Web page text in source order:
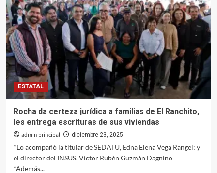
No
habrá
recolección
de
basura
en
Navidad
y
Año
Nuevo
ESTATAL
Rocha da certeza jurídica a familias de El Ranchito,
les entrega escrituras de sus viviendas
admin principal diciembre 23, 2025
*Lo acompañó la titular de SEDATU, Edna Elena Vega Rangel; y
el director del INSUS, Víctor Rubén Guzmán Dagnino
*Además...